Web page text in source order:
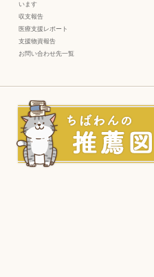
います
収支報告
医療支援レポート
支援物資報告
お問い合わせ先一覧